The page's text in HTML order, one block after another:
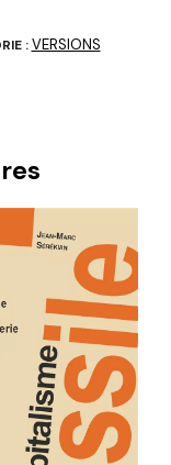
:VERSIONS